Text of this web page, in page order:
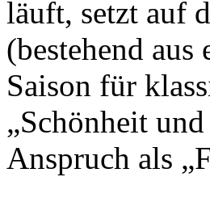
läuft, setzt auf
(bestehend
Saison für
„Schönheit
Anspruch als